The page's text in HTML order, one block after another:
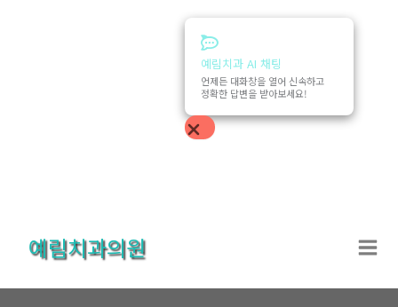
예림치과 AI 채팅
언제든 대화창을 열어 신속하고
정확한 답변을 받아보세요!
건
예림치과의원